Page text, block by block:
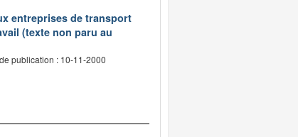
entreprises de transport
(texte non paru au
publication : 10-11-2000